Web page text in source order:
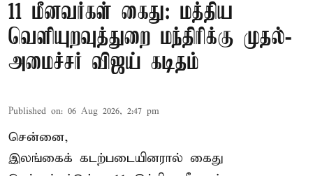
11 மீனவர்கள் கைது: மத்திய
வெளியுறவுத்துறை மந்திரிக்கு முதல்-
அமைச்சர் விஜய் கடிதம்
Published on: 06 Aug 2026, 2:47 pm
சென்னை,
இலங்கைக் கடற்படையினரால் கைது